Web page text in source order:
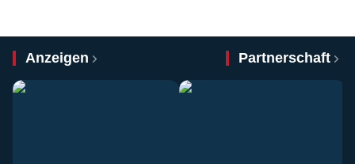
Anzeigen Partnerschaft